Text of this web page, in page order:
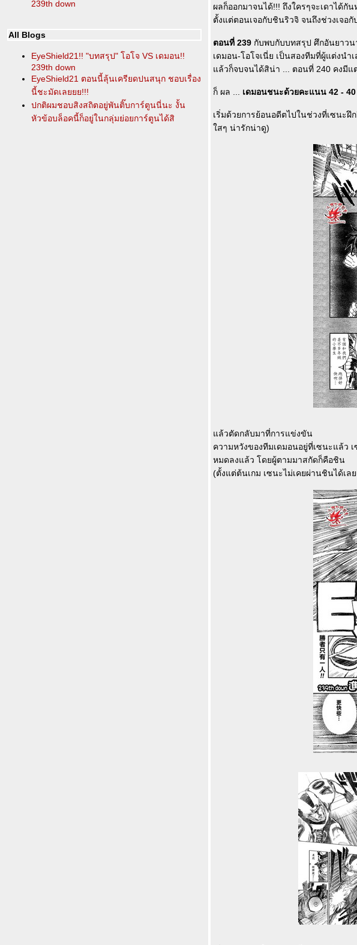
239th down
All Blogs
EyeShield21!! "บทสรุป" โอโจ VS เดมอน!!
239th down
EyeShield21 ตอนนี้ลุ้นเครียดปนสนุก ชอบเรื่อง
นี้ชะมัดเลยยย!!!
ปกติผมชอบสิงสถิตอยู่พันติ๊บการ์ตูนนี่นะ งั้น
หัวข้อบล็อคนี้ก็อยู่ในกลุ่มย่อยการ์ตูนได้สิ
ผลก็ออกมาจนได้!!! ถึงใครๆจะเดาได้กั
ตั้งแต่ตอนเจอกับชินริวจิ จนถึงช่วงเจอ
ตอนที่ 239 กับพบกับบทสรุป ศึกอันยาว
เดมอน-โอโจเนี่ย เป็นสองทีมที่ผู้แต่งน
ล้วก็จบจนได้สิน่า ... ตอนที่ 240 คงมีแ
ก็ ผล ... เดมอนชนะด้วยคะแนน 42 -
เริ่มด้วยการย้อนอดีตไปในช่วงที่เซนะ
สๆ น่ารักน่าดู)
ล้วตัดกลับมาที่การแข่งขัน
ความหวังของทีมเดมอนอยู่ที่เซนะแล้ว
หมดลงแล้ว โดยผู้ตามมาสกัดก็คือชิน
(ตั้งแต่ต้นเกม เซนะไม่เคยผ่านชินได้เล